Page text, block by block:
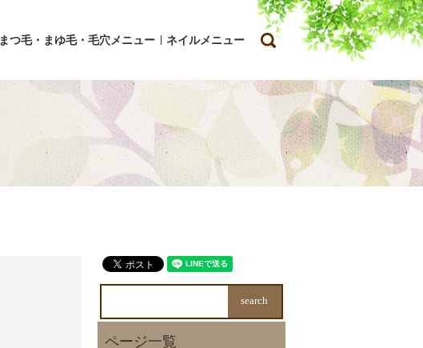
まつ毛・まゆ毛・毛穴メニュー ネイルメニュー search